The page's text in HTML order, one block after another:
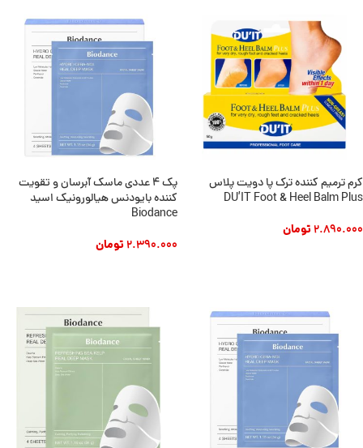
کرم ترمیم کننده ترک پا دویت پلاس
DU’IT Foot & Heel Balm Plus
2.890.000تومان
پک ۴ عددی ماسک آبرسان و تقویت
کننده بایودنس هیالورونیک اسید
Biodance
2.390.000تومان